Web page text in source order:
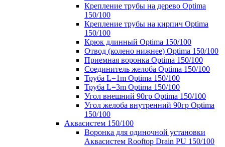
Крепление трубы на дерево Optima
150/100
Крепление трубы на кирпич Optima
150/100
Крюк длинный Optima 150/100
Отвод (колено нижнее) Optima 150/100
Приемная воронка Optima 150/100
Соединитель желоба Optima 150/100
Труба L=1m Optima 150/100
Труба L=3m Optima 150/100
Угол внешний 90гр Optima 150/100
Угол желоба внутренний 90гр Optima
150/100
Аквасистем 150/100
Воронка для одиночной установки
Аквасистем Rooftop Drain PU 150/100